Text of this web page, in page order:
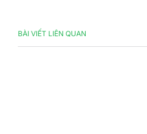
BÀI VIẾT LIÊN QUAN